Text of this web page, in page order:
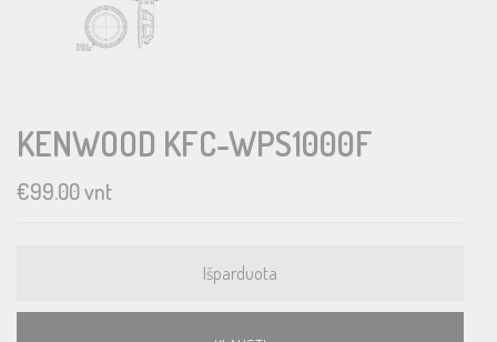
KENWOOD KFC-WPS1000F
€99.00vnt
Išparduota